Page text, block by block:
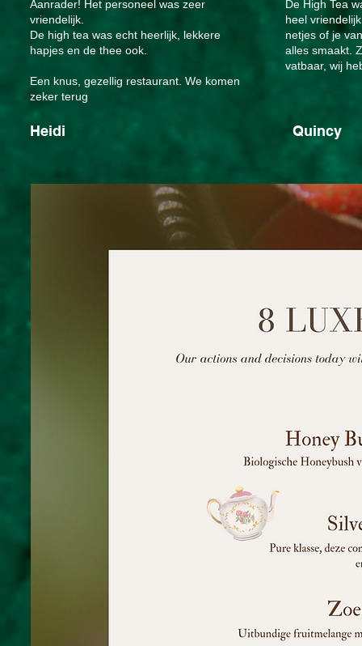
Aanrader! Het personeel was zeer
vriendelijk.
De high tea was echt heerlijk, lekkere
hapjes en de thee ook.
Een knus, gezellig restaurant. We komen
zeker terug
Heidi
De High Tea
heel
netjes of je
alles smaakt.
vatbaar, wij
Quincy